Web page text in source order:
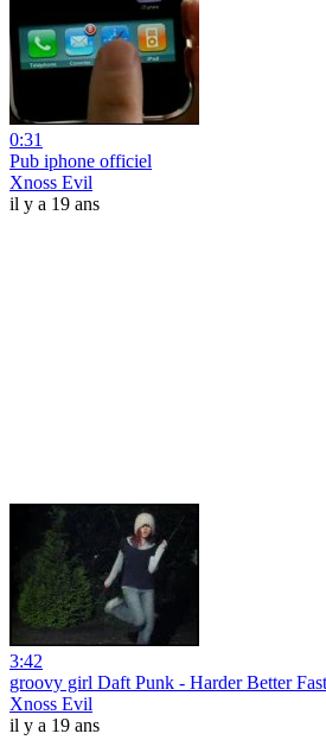
0:31
Pub iphone officiel
Xnoss Evil
il y a 19 ans
3:42
groovy girl Daft Punk - Harder Better
Xnoss Evil
il y a 19 ans